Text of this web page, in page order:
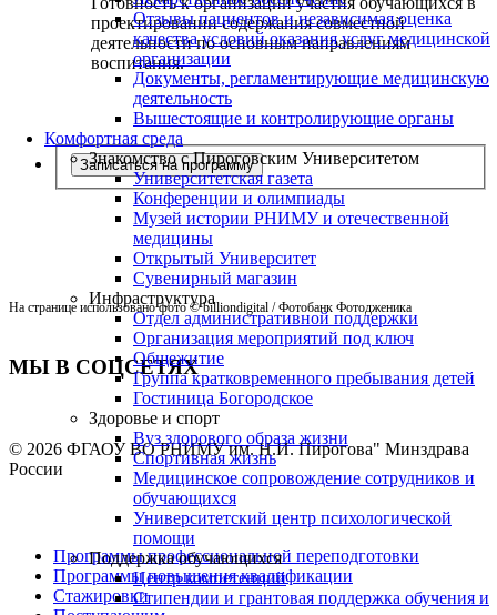
Отзывы пациентов и независимая оценка
качества условий оказания услуг медицинской
организации
Документы, регламентирующие медицинскую
деятельность
Вышестоящие и контролирующие органы
Комфортная среда
Знакомство с Пироговским Университетом
Университетская газета
Конференции и олимпиады
Музей истории РНИМУ и отечественной
медицины
Открытый Университет
Сувенирный магазин
Инфраструктура
Отдел административной поддержки
Организация мероприятий под ключ
Общежитие
Группа кратковременного пребывания детей
Гостиница Богородское
Здоровье и спорт
Вуз здорового образа жизни
Спортивная жизнь
Медицинское сопровождение сотрудников и
обучающихся
Университетский центр психологической
помощи
Поддержка обучающихся
Центр компетенций
Стипендии и грантовая поддержка обучения и
проектировании содержания совместной
деятельности по основным направлениям
воспитания.
Записаться на программу
На странице использовано фото © billiondigital / Фотобанк Фотодженика
МЫ В СОЦСЕТЯХ
© 2026 ФГАОУ ВО РНИМУ им. Н.И. Пирогова" Минздрава
России
Программы профессиональной переподготовки
Программы повышения квалификации
Стажировки